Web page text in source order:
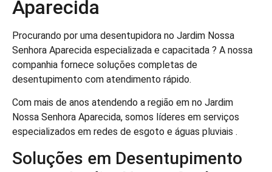
Aparecida
Procurando por uma desentupidora no Jardim Nossa
Senhora Aparecida especializada e capacitada ? A nossa
companhia fornece soluções completas de
desentupimento com atendimento rápido.
Com mais de anos atendendo a região em no Jardim
Nossa Senhora Aparecida, somos líderes em serviços
especializados em redes de esgoto e águas pluviais .
Soluções em Desentupimento